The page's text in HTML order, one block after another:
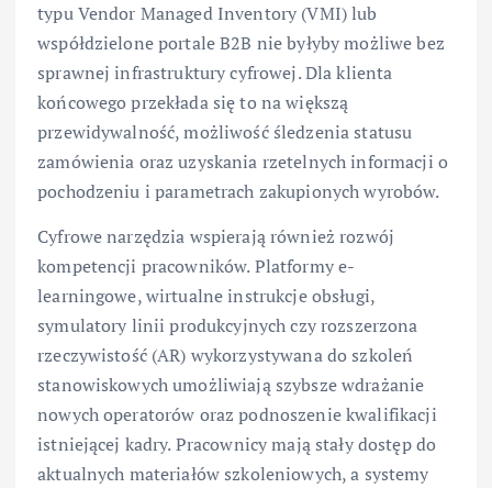
typu Vendor Managed Inventory (VMI) lub
współdzielone portale B2B nie byłyby możliwe bez
sprawnej infrastruktury cyfrowej. Dla klienta
końcowego przekłada się to na większą
przewidywalność, możliwość śledzenia statusu
zamówienia oraz uzyskania rzetelnych informacji o
pochodzeniu i parametrach zakupionych wyrobów.
Cyfrowe narzędzia wspierają również rozwój
kompetencji pracowników. Platformy e-
learningowe, wirtualne instrukcje obsługi,
symulatory linii produkcyjnych czy rozszerzona
rzeczywistość (AR) wykorzystywana do szkoleń
stanowiskowych umożliwiają szybsze wdrażanie
nowych operatorów oraz podnoszenie kwalifikacji
istniejącej kadry. Pracownicy mają stały dostęp do
aktualnych materiałów szkoleniowych, a systemy